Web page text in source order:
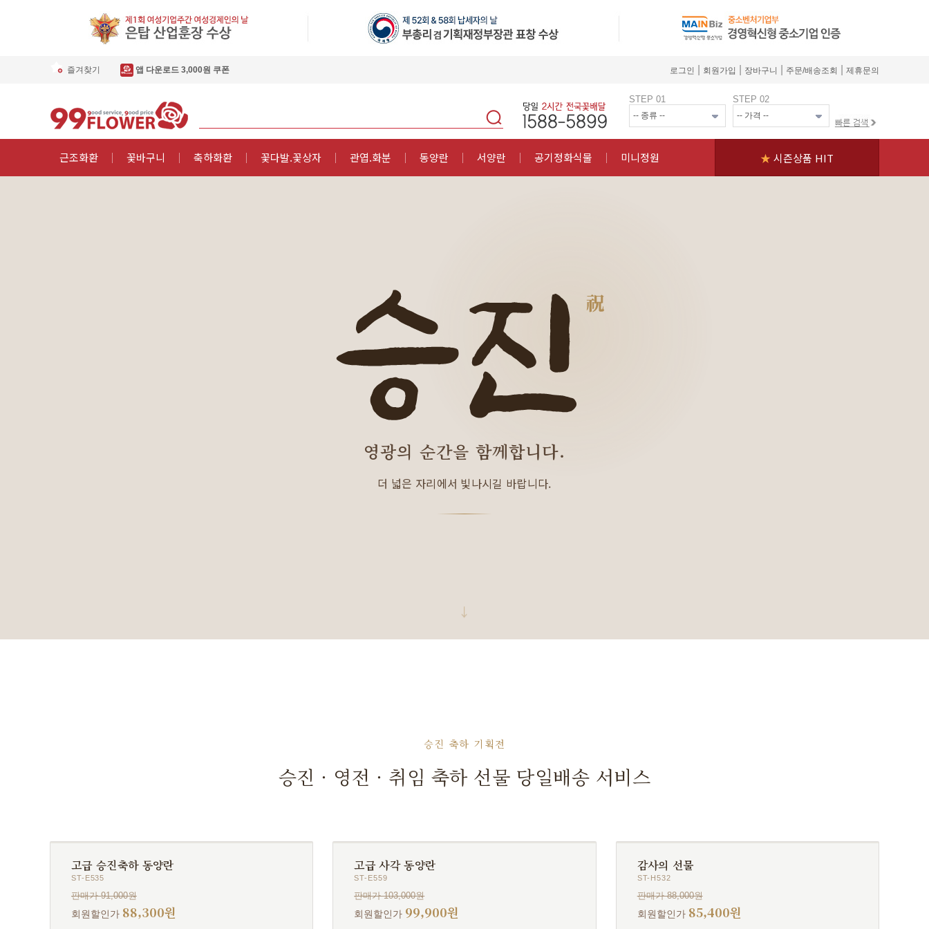
즐겨찾기 앱 다운로드 3,000원 쿠폰 로그인 회원가입 장바구니 주문/배송조회 제휴문의
STEP 01 STEP 02
근조화환 꽃바구니 축하화환 꽃다발.꽃상자 관엽.화분 동양란 서양란 공기정화식물 미니정원 ★ 시즌상품 HIT
영광의 순간을 함께합니다.
더 넓은 자리에서 빛나시길 바랍니다.
↓
승진 축하 기획전
승진 · 영전 · 취임 축하 선물 당일배송 서비스
고급 승진축하 동양란
ST-E535
판매가 91,000원
회원할인가 88,300원
고급 사각 동양란
ST-E559
판매가 103,000원
회원할인가 99,900원
감사의 선물
ST-H532
판매가 88,000원
회원할인가 85,400원